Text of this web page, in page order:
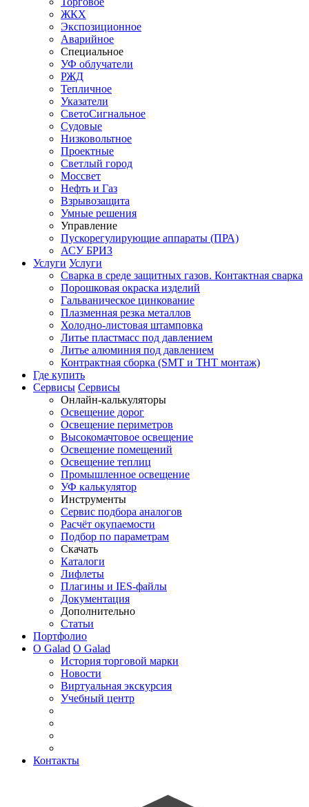
ЖКХ
Экспозиционное
Аварийное
Специальное
УФ облучатели
РЖД
Тепличное
Указатели
СветоСигнальное
Судовые
Низковольтное
Проектные
Светлый город
Моссвет
Нефть и Газ
Взрывозащита
Умные решения
Управление
Пускорегулирующие аппараты (ПРА)
АСУ БРИЗ
Услуги Услуги
Сварка в среде защитных газов. Контактная сварка
Порошковая окраска изделий
Гальваническое цинкование
Плазменная резка металлов
Холодно-листовая штамповка
Литье пластмасс под давлением
Литье алюминия под давлением
Контрактная сборка (SMT и THT монтаж)
Где купить
Сервисы Сервисы
Онлайн-калькуляторы
Освещение дорог
Освещение периметров
Высокомачтовое освещение
Освещение помещений
Освещение теплиц
Промышленное освещение
УФ калькулятор
Инструменты
Сервис подбора аналогов
Расчёт окупаемости
Подбор по параметрам
Скачать
Каталоги
Лифлеты
Плагины и IES-файлы
Документация
Дополнительно
Статьи
Портфолио
О Galad О Galad
История торговой марки
Новости
Виртуальная экскурсия
Учебный центр
Контакты